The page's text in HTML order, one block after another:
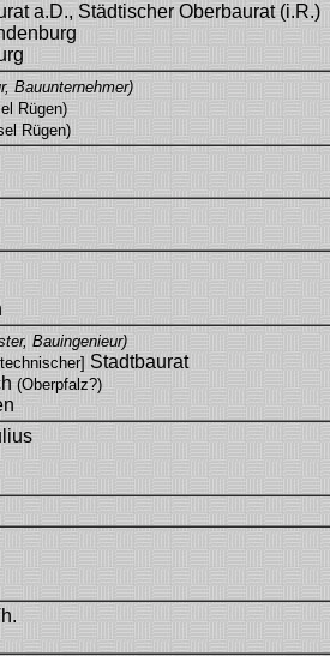
a.D., Städtischer Oberbaurat (i.R.)
Bauunternehmer)
Rügen)
Rügen)
Bauingenieur)
Stadtbaurat
(Oberpfalz?)